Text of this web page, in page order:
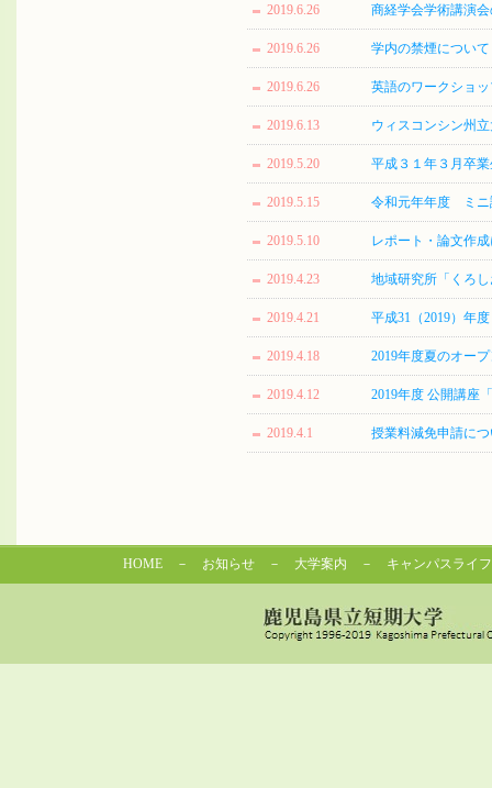
2019.6.26 商経学会学術講演
2019.6.26 学内の禁煙について
2019.6.26 英語のワークショッ
2019.6.13 ウィスコンシン州
2019.5.20 平成３１年３月卒
2019.5.15 令和元年年度 ミニ
2019.5.10 レポート・論文作
2019.4.23 地域研究所「くろ
2019.4.21 平成31（2019）年
2019.4.18 2019年度夏のオー
2019.4.12 2019年度 公開講座
2019.4.1 授業料減免申請に
HOME － お知らせ － 大学案内 － キャンパスライフ